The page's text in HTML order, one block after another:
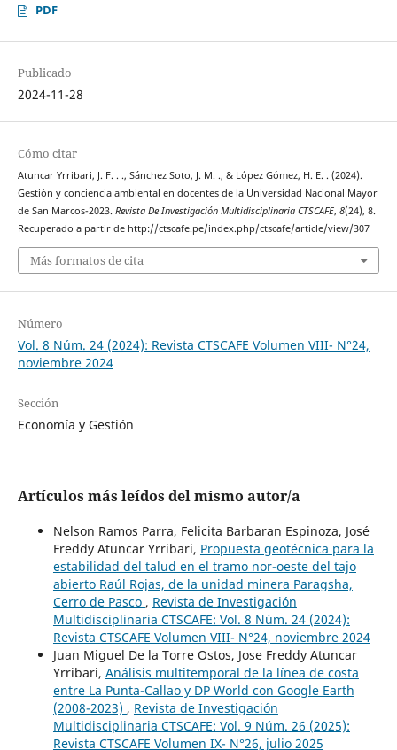
PDF
Publicado
2024-11-28
Cómo citar
Atuncar Yrribari, J. F. . ., Sánchez Soto, J. M. ., & López Gómez, H. E. . (2024).
Gestión y conciencia ambiental en docentes de la Universidad Nacional Mayor
de San Marcos-2023. Revista De Investigación Multidisciplinaria CTSCAFE, 8(24), 8.
Recuperado a partir de http://ctscafe.pe/index.php/ctscafe/article/view/307
Más formatos de cita
Número
Vol. 8 Núm. 24 (2024): Revista CTSCAFE Volumen VIII- N°24,
noviembre 2024
Sección
Economía y Gestión
Artículos más leídos del mismo autor/a
Nelson Ramos Parra, Felicita Barbaran Espinoza, José
Freddy Atuncar Yrribari, Propuesta geotécnica para la
estabilidad del talud en el tramo nor-oeste del tajo
abierto Raúl Rojas, de la unidad minera Paragsha,
Cerro de Pasco , Revista de Investigación
Multidisciplinaria CTSCAFE: Vol. 8 Núm. 24 (2024):
Revista CTSCAFE Volumen VIII- N°24, noviembre 2024
Juan Miguel De la Torre Ostos, Jose Freddy Atuncar
Yrribari, Análisis multitemporal de la línea de costa
entre La Punta-Callao y DP World con Google Earth
(2008-2023) , Revista de Investigación
Multidisciplinaria CTSCAFE: Vol. 9 Núm. 26 (2025):
Revista CTSCAFE Volumen IX- N°26, julio 2025